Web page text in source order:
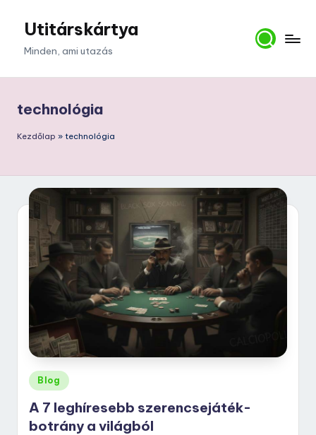
Utitárskártya
Minden, ami utazás
technológia
Kezdőlap » technológia
Posted
in
Blog
A 7 leghíresebb szerencsejáték-
botrány a világból